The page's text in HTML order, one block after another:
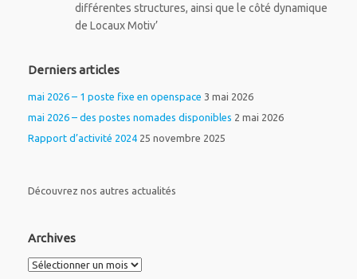
différentes structures, ainsi que le côté dynamique
de Locaux Motiv’
Derniers articles
mai 2026 – 1 poste fixe en openspace 3 mai 2026
mai 2026 – des postes nomades disponibles 2 mai 2026
Rapport d’activité 2024 25 novembre 2025
Découvrez nos autres actualités
Archives
Archives